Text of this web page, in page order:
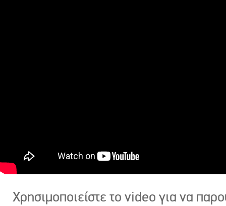
Χρησιμοποιείστε το video για να